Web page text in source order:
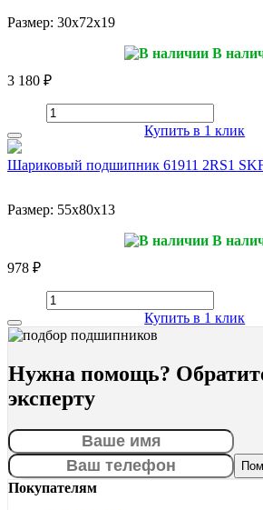
Размер: 30x72x19
В
3 180 ₽
Купить в 1 клик
Шариковый подшипник 61911 2RS1
Размер: 55x80x13
В
978 ₽
Купить в 1 клик
Нужна помощь?
эксперту
Покупателям